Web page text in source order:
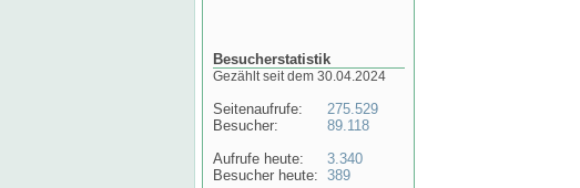
Besucherstatistik
Gezählt seit dem 30.04.2024
Seitenaufrufe:
Besucher:
Aufrufe heute:
Besucher heute:
275.529
89.118
3.340
389